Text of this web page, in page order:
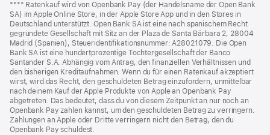
Fußnote
**** Ratenkauf wird von Openbank Pay (der Handelsname der Open Bank
SA) im Apple Online Store, in der Apple Store App und in den Stores in
Deutschland unterstützt. Open Bank SA ist eine nach spanischem Recht
gegründete Gesellschaft mit Sitz an der Plaza de Santa Bárbara 2, 28004
Madrid (Spanien), Steueridentifikationsnummer: A28021079. Die Open
Bank SA ist eine hundertprozentige Tochtergesellschaft der Banco
Santander S.A. Abhängig vom Antrag, den finanziellen Verhältnissen und
den bisherigen Kreditaufnahmen. Wenn du für einen Ratenkauf akzeptiert
wirst, wird das Recht, den geschuldeten Betrag einzufordern, unmittelbar
nach deinem Kauf der Apple Produkte von Apple an Openbank Pay
abgetreten. Das bedeutet, dass du von diesem Zeitpunkt an nur noch an
Openbank Pay zahlen kannst, um den geschuldeten Betrag zu verringern.
Zahlungen an Apple oder Dritte verringern nicht den Betrag, den du
Openbank Pay schuldest.